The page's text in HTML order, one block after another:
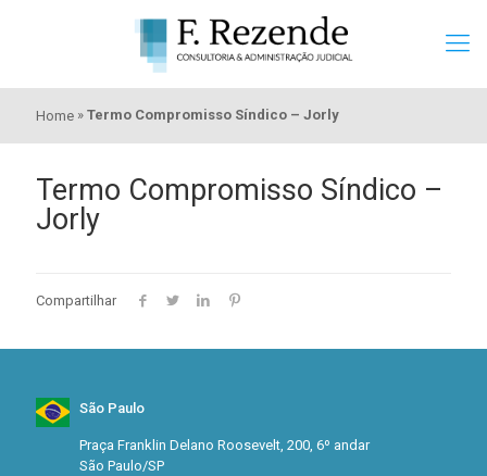
Home » Termo Compromisso Síndico – Jorly
Termo Compromisso Síndico –
Jorly
Compartilhar
São Paulo
Praça Franklin Delano Roosevelt, 200, 6º andar
São Paulo/SP